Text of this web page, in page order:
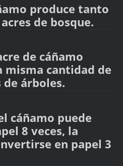
produce tanto
de bosque.
de cáñamo
misma cantidad de
de árboles.
cáñamo puede
8 veces, la
en papel 3